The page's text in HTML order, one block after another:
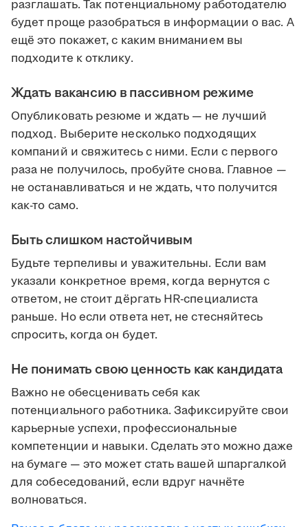
разглашать. Так потенциальному работодателю
будет проще разобраться в информации о вас. А
ещё это покажет, с каким вниманием вы
подходите к отклику.
Ждать вакансию в пассивном режиме
Опубликовать резюме и ждать — не лучший
подход. Выберите несколько подходящих
компаний и свяжитесь с ними. Если с первого
раза не получилось, пробуйте снова. Главное —
не останавливаться и не ждать, что получится
как-то само.
Быть слишком настойчивым
Будьте терпеливы и уважительны. Если вам
указали конкретное время, когда вернутся с
ответом, не стоит дёргать HR-специалиста
раньше. Но если ответа нет, не стесняйтесь
спросить, когда он будет.
Не понимать свою ценность как кандидата
Важно не обесценивать себя как
потенциального работника. Зафиксируйте свои
карьерные успехи, профессиональные
компетенции и навыки. Сделать это можно даже
на бумаге — это может стать вашей шпаргалкой
для собеседований, если вдруг начнёте
волноваться.